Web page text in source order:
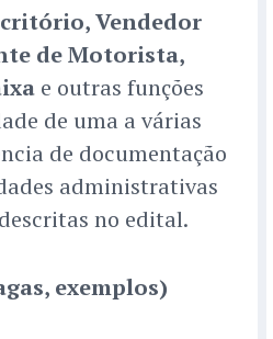
Vendedor
de Motorista,
e outras funções
de uma a várias
de documentação
administrativas
no edital.
exemplos)